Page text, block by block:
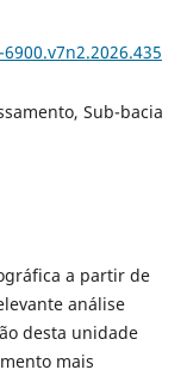
Sub-bacia
a partir de
análise
desta unidade
mais